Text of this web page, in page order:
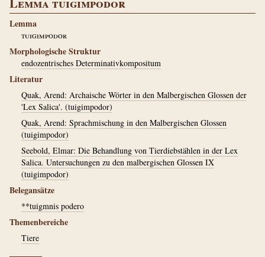
Lemma
tuigimpodor
Morphologische Struktur
endozentrisches Determinativkompositum
Literatur
Quak, Arend: Archaische Wörter in den Malbergischen Glossen der
'Lex Salica'. (tuigimpodor)
Quak, Arend: Sprachmischung in den Malbergischen Glossen
(tuigimpodor)
Seebold, Elmar: Die Behandlung von Tierdiebstählen in der Lex
Salica. Untersuchungen zu den malbergischen Glossen IX
(tuigimpodor)
Belegansätze
**tuigmnis podero
Themenbereiche
Tiere